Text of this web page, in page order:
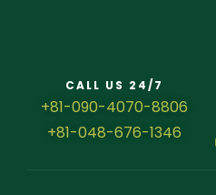
CALL US 24/7
+81-090-4070-8806
+81-048-676-1346